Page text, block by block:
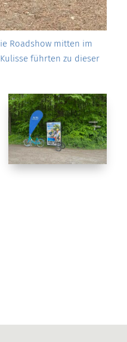
Roadshow mitten im
führten zu dieser